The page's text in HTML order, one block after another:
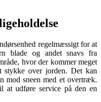
regelmæssigt for at
blade og andet snavs fra
hvor der kommer meget
stykke over jorden. Det kan
mod sneen med et overtræk.
at udføre service på den en